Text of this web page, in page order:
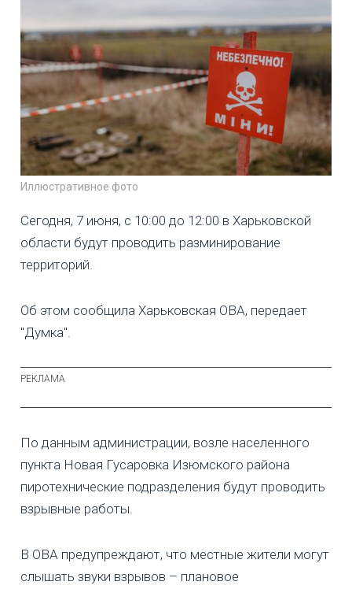
Иллюстративное фото
Сегодня, 7 июня, с 10:00 до 12:00 в Харьковской
области будут проводить разминирование
территорий.
Об этом сообщила Харьковская ОВА, передает
"Думка".
По данным администрации, возле населенного
пункта Новая Гусаровка Изюмского района
пиротехнические подразделения будут проводить
взрывные работы.
В ОВА предупреждают, что местные жители могут
слышать звуки взрывов – плановое